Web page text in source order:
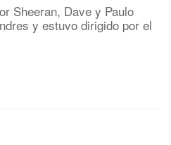
Sheeran, Dave y Paulo
y estuvo dirigido por el